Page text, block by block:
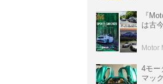
『
は古
情報
Motor
4モー
マッ